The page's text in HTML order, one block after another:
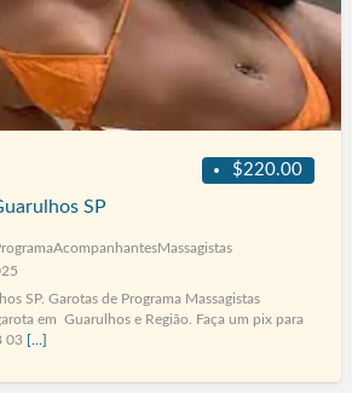
$220.00
SP
SP. Garotas de Programa Massagistas
em Guarulhos e Região. Faça um pix para
03 […]